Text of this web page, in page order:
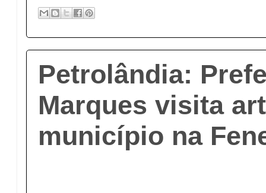
Petrolândia:
Marques visita
município na